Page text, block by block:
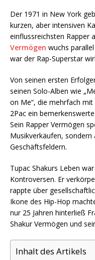
Der 1971 in New York
kurzen, aber intensiven
einflussreichsten Rapper
Vermögen wuchs
war der Rap-Superstar
Von seinen ersten
seinen Solo-Alben wie
on Me“, die mehrfach
2Pac ein
Sein Rapper Vermögen
Musikverkäufen, sondern
Geschäftsfeldern.
Tupac Shakurs Leben
Kontroversen. Er
rappte über
Ikone des Hip-Hop
nur 25 Jahren hinterließ
Shakur Vermögen und
Inhalt des Artikels